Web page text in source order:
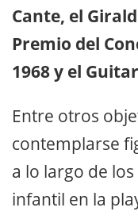
Cante, el
Premio del
1968 y el
Entre otros
contemplarse
a lo largo de
infantil en la